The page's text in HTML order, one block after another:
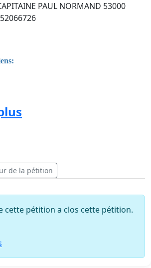
PAUL NORMAND 53000
de la pétition
cette pétition a clos cette pétition.